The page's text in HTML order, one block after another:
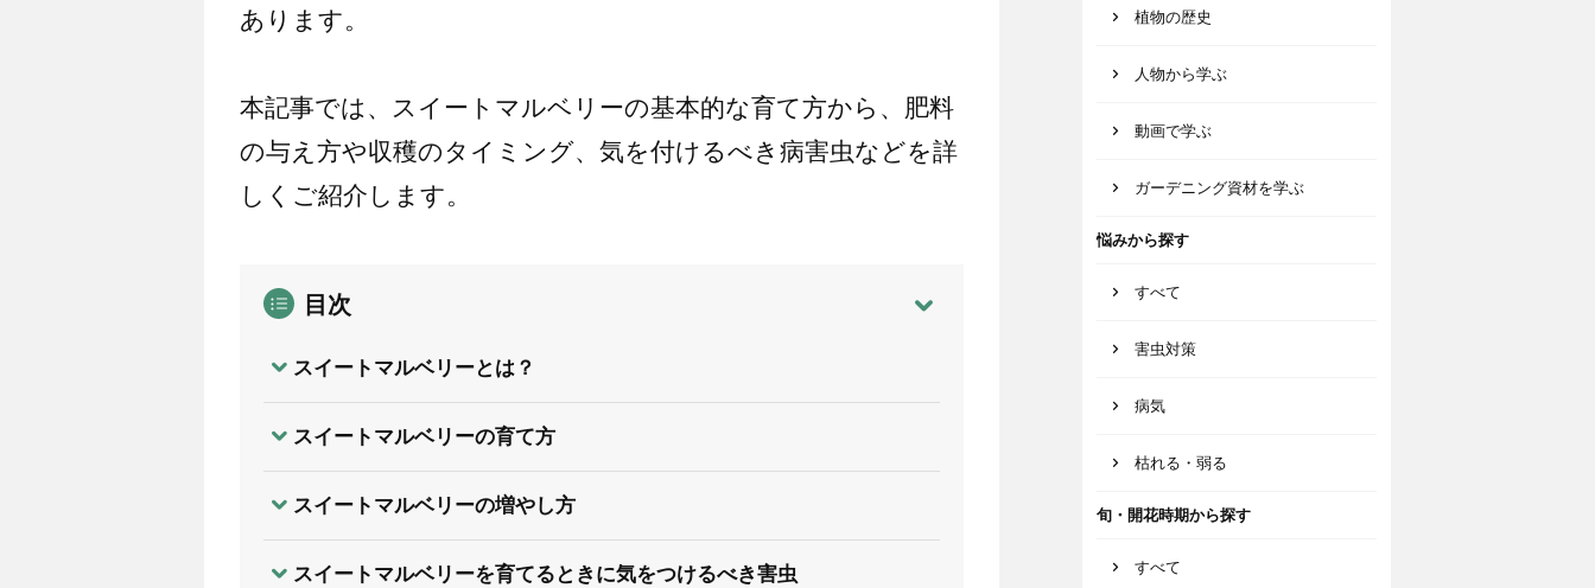
あります。
本記事では、スイートマルベリーの基本的な育て方から、肥料
の与え方や収穫のタイミング、気を付けるべき病害虫などを詳
しくご紹介します。
目次
スイートマルベリーとは？
スイートマルベリーの育て方
スイートマルベリーの増やし方
スイートマルベリーを育てるときに気をつけるべき害虫
植物の歴史
人物から学ぶ
動画で学ぶ
ガーデニング資材を学ぶ
悩みから探す
すべて
害虫対策
病気
枯れる・弱る
旬・開花時期から探す
すべて